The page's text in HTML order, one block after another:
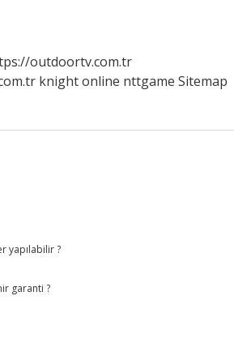
outdoortv.com.tr
knight online nttgame Sitemap
yapılabilir ?
garanti ?